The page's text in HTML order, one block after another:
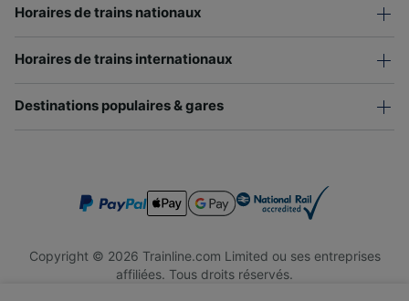
Horaires de trains nationaux
Horaires de trains internationaux
Destinations populaires & gares
Copyright © 2026 Trainline.com Limited ou ses entreprises
affiliées. Tous droits réservés.